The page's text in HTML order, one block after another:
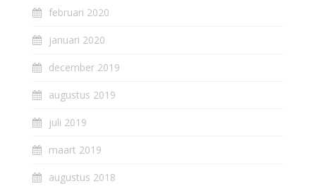
februari 2020
januari 2020
december 2019
augustus 2019
juli 2019
maart 2019
augustus 2018